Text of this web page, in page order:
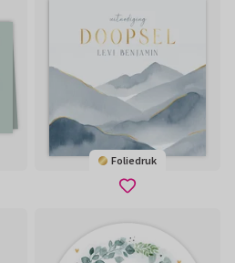
Foliedruk